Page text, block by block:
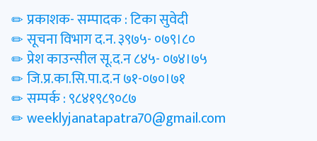
प्रकाशक- सम्पादक : टिका सुवेदी
सूचना विभाग द.न. ३९७५- ०७९।८०
प्रेश काउन्सील सू.द.न ८४५- ०७४।७५
जि.प्र.का.सि.पा.द.न ७१-०७०।७१
सम्पर्क : ९८४१९८९०८७
weeklyjanatapatra70@gmail.com